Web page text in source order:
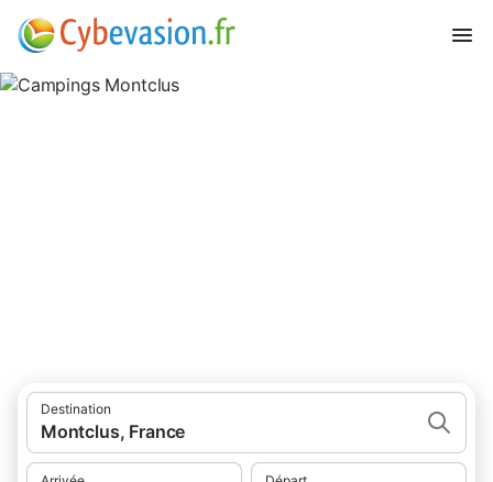
Destination
Montclus, France